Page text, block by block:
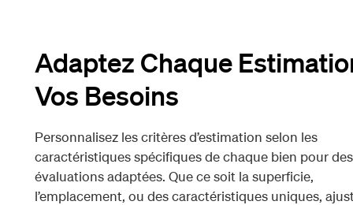
Adaptez Chaque
Vos Besoins
Personnalisez les critères d’estimation selon les
caractéristiques spécifiques de chaque bien pour des
évaluations adaptées. Que ce soit la superficie,
l’emplacement, ou des caractéristiques uniques,